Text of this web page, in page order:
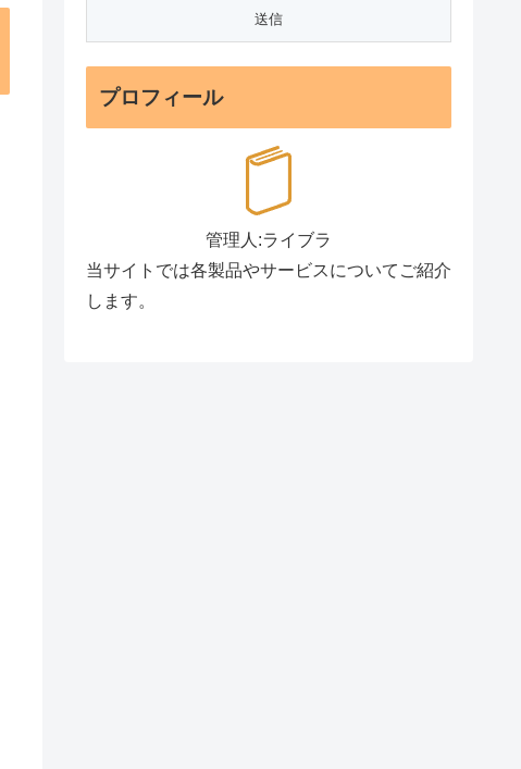
プロフィール
管理人:ライブラ
当サイトでは各製品やサービスについてご紹介
します。